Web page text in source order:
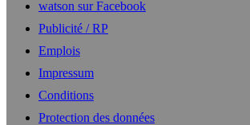
watson sur Facebook
Publicité / RP
Emplois
Impressum
Conditions
Protection des données